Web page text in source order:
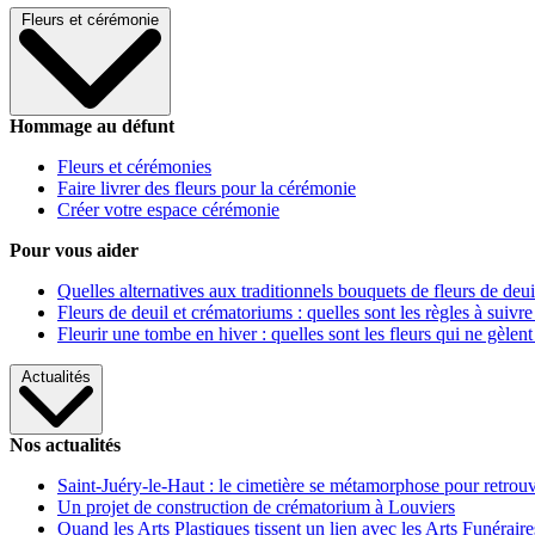
Fleurs et cérémonie
Hommage au défunt
Fleurs et cérémonies
Faire livrer des fleurs pour la cérémonie
Créer votre espace cérémonie
Pour vous aider
Quelles alternatives aux traditionnels bouquets de fleurs de
Fleurs de deuil et crématoriums : quelles sont les règles à
Fleurir une tombe en hiver : quelles sont les fleurs qui ne gèlent
Actualités
Nos actualités
Saint-Juéry-le-Haut : le cimetière se métamorphose pour
Un projet de construction de crématorium à Louviers
Quand les Arts Plastiques tissent un lien avec les Arts